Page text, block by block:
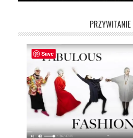
PRZYWITANIE
Save